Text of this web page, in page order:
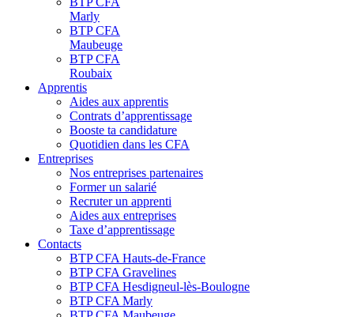
Marly
BTP CFA
Maubeuge
BTP CFA
Roubaix
Apprentis
Aides aux apprentis
Contrats d’apprentissage
Booste ta candidature
Quotidien dans les CFA
Entreprises
Nos entreprises partenaires
Former un salarié
Recruter un apprenti
Aides aux entreprises
Taxe d’apprentissage
Contacts
BTP CFA Hauts-de-France
BTP CFA Gravelines
BTP CFA Hesdigneul-lès-Boulogne
BTP CFA Marly